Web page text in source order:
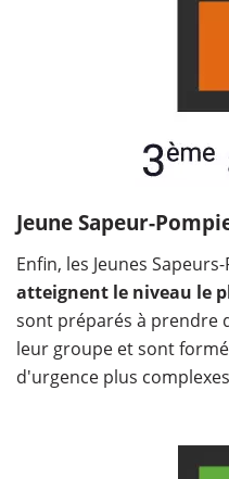
Jeune Sapeur-
Enfin, les Jeunes
atteignent le niveau le
sont préparés à prendre
leur groupe et sont
d'urgence plus